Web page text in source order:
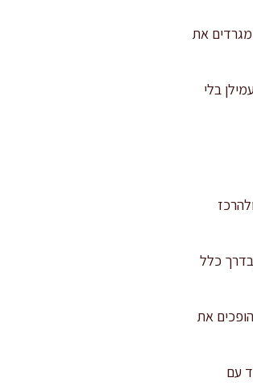
קלה. מערבבים ומגרדים את
כדי “לפתוח” את העמילן בלי
ולהרכז
עד לכיסוי של כ-70–80% מגובה הלשון (בדרך כלל
טוב: בועות קטנות בקצב איטי), מכסים ומבשלים 2.5–3.5 שעות. הופכים את
עם